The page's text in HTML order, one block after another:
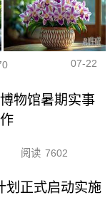
07-22
物馆暑期实事
阅读 7602
划正式启动实施